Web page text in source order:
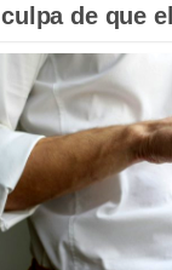
culpa de que